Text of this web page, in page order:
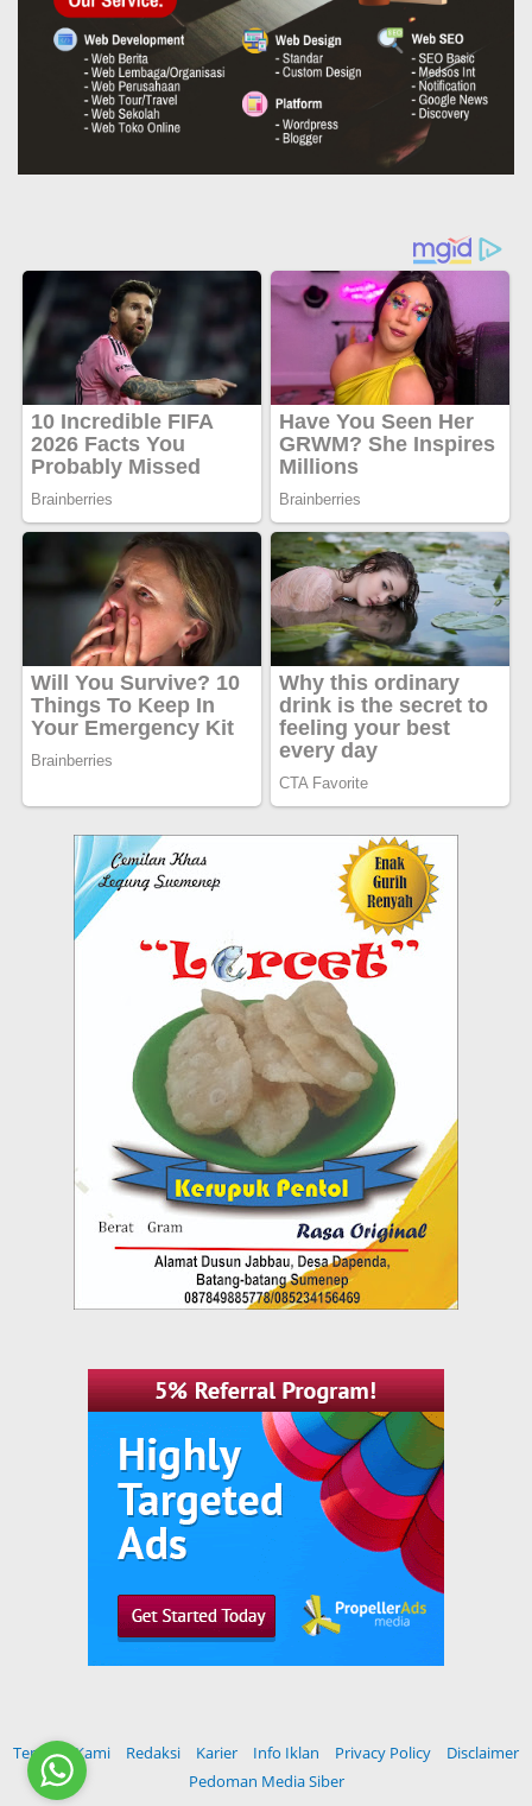
Tentang Kami Redaksi Karier Info Iklan Privacy Policy
Disclaimer
Pedoman Media Siber